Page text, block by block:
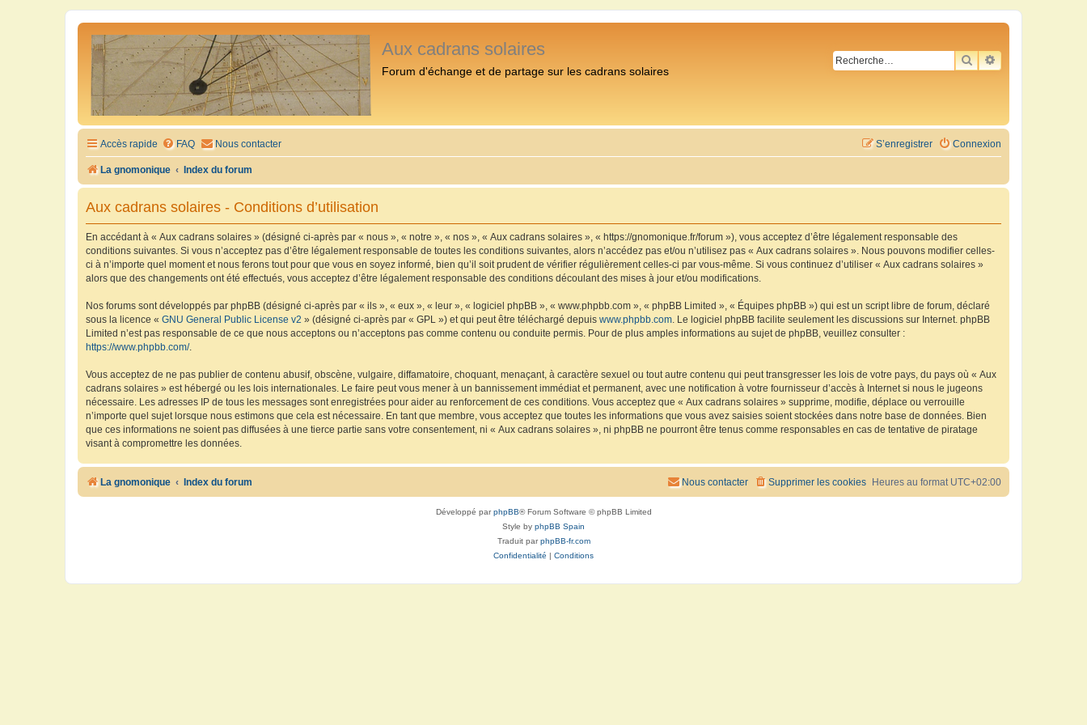
Aux cadrans solaires
Forum d'échange et de partage sur les cadrans solaires
RECHERCHER
RECHERCHE
Accès rapide FAQ Nous contacter Connexion
S’enregistrer
La gnomonique Index du forum
Aux cadrans solaires - Conditions d’utilisation
En accédant à « Aux cadrans solaires » (désigné ci-après par « nous », « notre », « nos », « Aux cadrans solaires », « https://gnomonique.fr/forum »), vous acceptez d’être légalement responsable des
conditions suivantes. Si vous n’acceptez pas d’être légalement responsable de toutes les conditions suivantes, alors n’accédez pas et/ou n’utilisez pas « Aux cadrans solaires ». Nous pouvons modifier celles-
ci à n’importe quel moment et nous ferons tout pour que vous en soyez informé, bien qu’il soit prudent de vérifier régulièrement celles-ci par vous-même. Si vous continuez d’utiliser « Aux cadrans solaires »
alors que des changements ont été effectués, vous acceptez d’être légalement responsable des conditions découlant des mises à jour et/ou modifications.
Nos forums sont développés par phpBB (désigné ci-après par « ils », « eux », « leur », « logiciel phpBB », « www.phpbb.com », « phpBB Limited », « Équipes phpBB ») qui est un script libre de forum, déclaré
sous la licence « GNU General Public License v2 » (désigné ci-après par « GPL ») et qui peut être téléchargé depuis www.phpbb.com. Le logiciel phpBB facilite seulement les discussions sur Internet. phpBB
Limited n’est pas responsable de ce que nous acceptons ou n’acceptons pas comme contenu ou conduite permis. Pour de plus amples informations au sujet de phpBB, veuillez consulter :
https://www.phpbb.com/.
Vous acceptez de ne pas publier de contenu abusif, obscène, vulgaire, diffamatoire, choquant, menaçant, à caractère sexuel ou tout autre contenu qui peut transgresser les lois de votre pays, du pays où « Aux
cadrans solaires » est hébergé ou les lois internationales. Le faire peut vous mener à un bannissement immédiat et permanent, avec une notification à votre fournisseur d’accès à Internet si nous le jugeons
nécessaire. Les adresses IP de tous les messages sont enregistrées pour aider au renforcement de ces conditions. Vous acceptez que « Aux cadrans solaires » supprime, modifie, déplace ou verrouille
n’importe quel sujet lorsque nous estimons que cela est nécessaire. En tant que membre, vous acceptez que toutes les informations que vous avez saisies soient stockées dans notre base de données. Bien
que ces informations ne soient pas diffusées à une tierce partie sans votre consentement, ni « Aux cadrans solaires », ni phpBB ne pourront être tenus comme responsables en cas de tentative de piratage
visant à compromettre les données.
La gnomonique Index du forum Heures au format UTC+02:00
Supprimer les cookies
Nous contacter
Développé parphpBB® Forum Software © phpBB Limited
Style by phpBB Spain
Traduit parphpBB-fr.com
Confidentialité
Conditions